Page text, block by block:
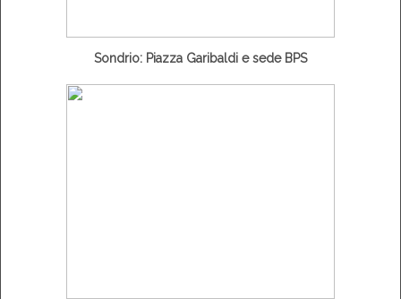
Sondrio: Piazza Garibaldi e sede BPS